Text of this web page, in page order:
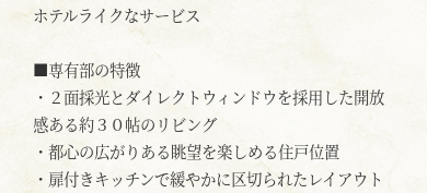
ホテルライクなサービス
■専有部の特徴
・２面採光とダイレクトウィンドウを採用した開放
感ある約３０帖のリビング
・都心の広がりある眺望を楽しめる住戸位置
・扉付きキッチンで緩やかに区切られたレイアウト